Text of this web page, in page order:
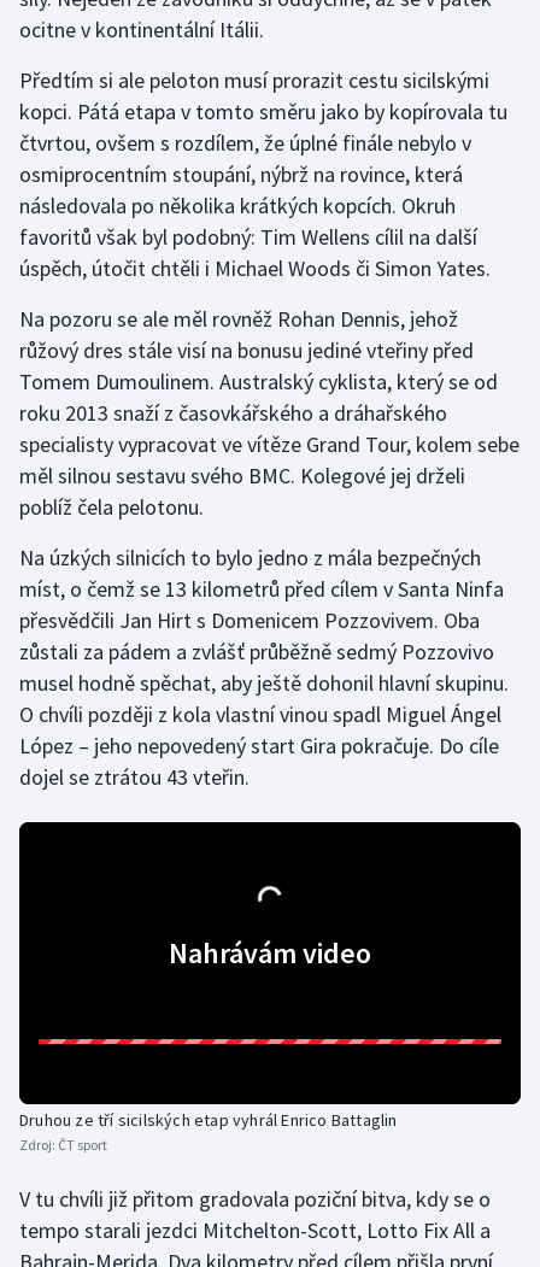
Moderní pětiboj
Motorsport
Olympijské hry
Parasport
Plavání
Plážový volejbal
Ragby
Rychlobruslení
Rychlostní kanoistika
Short track
Sportovní střelba
Stolní tenis
Ostatní
ocitne v kontinentální Itálii.
Předtím si ale peloton musí prorazit cestu sicilskými
kopci. Pátá etapa v tomto směru jako by kopírovala tu
čtvrtou, ovšem s rozdílem, že úplné finále nebylo v
osmiprocentním stoupání, nýbrž na rovince, která
následovala po několika krátkých kopcích. Okruh
favoritů však byl podobný: Tim Wellens cílil na další
úspěch, útočit chtěli i Michael Woods či Simon Yates.
Na pozoru se ale měl rovněž Rohan Dennis, jehož
růžový dres stále visí na bonusu jediné vteřiny před
Tomem Dumoulinem. Australský cyklista, který se od
roku 2013 snaží z časovkářského a dráhařského
specialisty vypracovat ve vítěze Grand Tour, kolem sebe
měl silnou sestavu svého BMC. Kolegové jej drželi
poblíž čela pelotonu.
Na úzkých silnicích to bylo jedno z mála bezpečných
míst, o čemž se 13 kilometrů před cílem v Santa Ninfa
přesvědčili Jan Hirt s Domenicem Pozzovivem. Oba
zůstali za pádem a zvlášť průběžně sedmý Pozzovivo
musel hodně spěchat, aby ještě dohonil hlavní skupinu.
O chvíli později z kola vlastní vinou spadl Miguel Ángel
López – jeho nepovedený start Gira pokračuje. Do cíle
dojel se ztrátou 43 vteřin.
Nahrávám video
Druhou ze tří sicilských etap vyhrál Enrico Battaglin
Zdroj: ČT sport
V tu chvíli již přitom gradovala poziční bitva, kdy se o
tempo starali jezdci Mitchelton-Scott, Lotto Fix All a